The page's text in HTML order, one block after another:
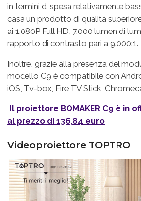
in termini di spesa relativamente
casa un prodotto di qualità
ai 1.080P Full HD, 7.000 lumen di
rapporto di contrasto pari a 9.000:1.
Inoltre, grazie alla presenza del
modello C9 è compatibile con
iOS, Tv-box, Fire TV Stick,
Il proiettore BOMAKER C9 è in
al prezzo di 136,84 euro
Videoproiettore TOPTRO